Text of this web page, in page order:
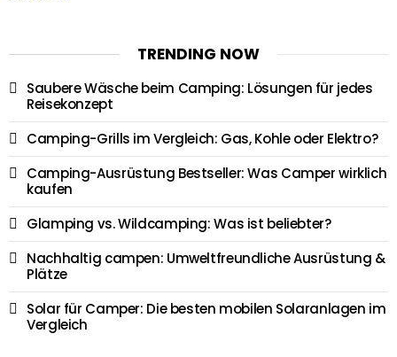
TRENDING NOW
Saubere Wäsche beim Camping: Lösungen für jedes
Reisekonzept
Camping-Grills im Vergleich: Gas, Kohle oder Elektro?
Camping-Ausrüstung Bestseller: Was Camper wirklich
kaufen
Glamping vs. Wildcamping: Was ist beliebter?
Nachhaltig campen: Umweltfreundliche Ausrüstung &
Plätze
Solar für Camper: Die besten mobilen Solaranlagen im
Vergleich